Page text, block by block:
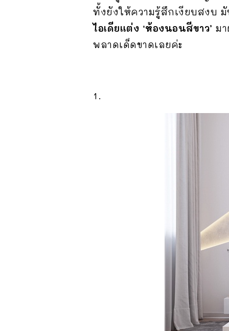
ทั้งยังให้ความรู้สึกเงียบสงบ
ไอเดียแต่ง ‘ห้องนอนสีขาว’ ม
พลาดเด็ดขาดเลยค่ะ
1.